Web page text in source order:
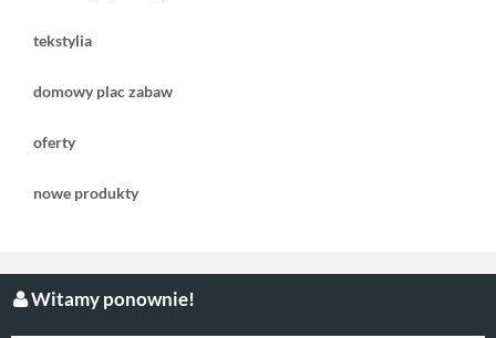
tekstylia
domowy plac zabaw
oferty
nowe produkty
Witamy ponownie!